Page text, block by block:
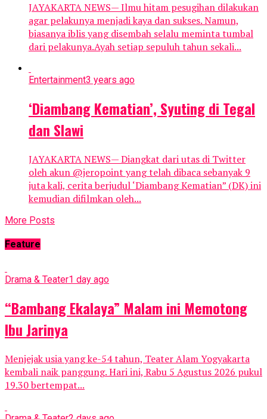
JAYAKARTA NEWS— Ilmu hitam pesugihan dilakukan
agar pelakunya menjadi kaya dan sukses. Namun,
biasanya iblis yang disembah selalu meminta tumbal
dari pelakunya.Ayah setiap sepuluh tahun sekali...
Entertainment3 years ago
‘Diambang Kematian’, Syuting di Tegal
dan Slawi
JAYAKARTA NEWS— Diangkat dari utas di Twitter
oleh akun @jeropoint yang telah dibaca sebanyak 9
juta kali, cerita berjudul ‘Diambang Kematian” (DK) ini
kemudian difilmkan oleh...
More Posts
Feature
Drama & Teater1 day ago
“Bambang Ekalaya” Malam ini Memotong
Ibu Jarinya
Menjejak usia yang ke-54 tahun, Teater Alam Yogyakarta
kembali naik panggung. Hari ini, Rabu 5 Agustus 2026 pukul
19.30 bertempat...